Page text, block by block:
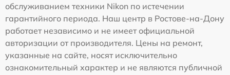
обслуживанием техники Nikon по истечении
гарантийного периода. Наш центр в Ростове-на-Дону
работает независимо и не имеет официальной
авторизации от производителя. Цены на ремонт,
указанные на сайте, носят исключительно
ознакомительный характер и не являются публичной